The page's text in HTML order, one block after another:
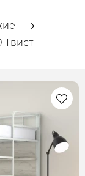
Твист